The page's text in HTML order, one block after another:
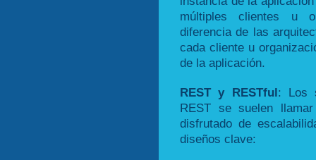
múltiples clientes u
diferencia de las
cada cliente u
de la aplicación.
REST y RESTful: Los
REST se suelen
disfrutado de
diseños clave: